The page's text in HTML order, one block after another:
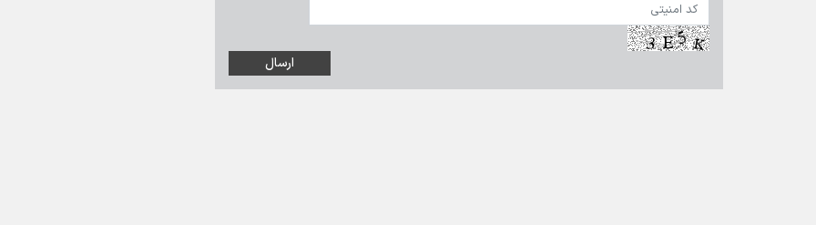
تماس با ما|درباره ما